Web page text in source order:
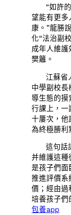
“如許
望能有更多
康。”龍勝
化“法治副
成年人維護
樊籬。
江蘇省
中學副校長
導生態的摸
行課上，一
十屢次，他
為終極勝利
這句話
并維護這種
是孩子們面
推進評價系
價；經由過
培養孩子們
包養app